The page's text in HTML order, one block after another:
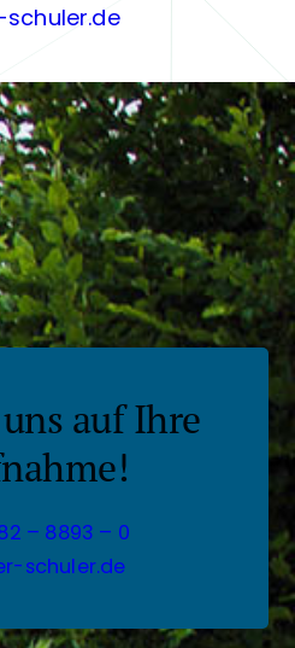
schuler.de
auf Ihre
– 8893 – 0
schuler.de